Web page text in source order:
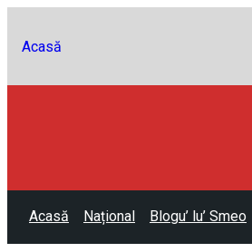
Acasă
Acasă Național Blogu’ lu’ Smeo